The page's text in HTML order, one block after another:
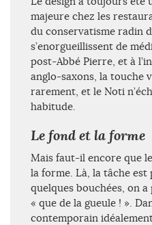
majeure chez les
du conservatisme radin
s’enorgueillissent de
post-Abbé Pierre, et à
anglo-saxons, la touche
rarement, et le Noti
habitude.
Le fond et la forme
Mais faut-il encore que
la forme. Là, la tâche est
quelques bouchées, on a
« que de la gueule ! ».
contemporain